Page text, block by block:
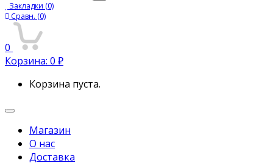
Закладки (0)
Сравн. (0)
0
Корзина: 0 ₽
Корзина пуста.
Переключить
Магазин
О нас
Доставка